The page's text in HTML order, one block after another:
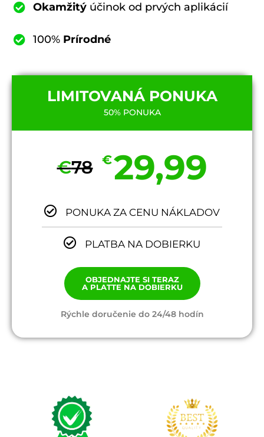
Okamžitý účinok od prvých aplikácií
100% Prírodné
LIMITOVANÁ PONUKA
50% PONUKA
€78 €29,99
PONUKA ZA CENU NÁKLADOV
PLATBA NA DOBIERKU
OBJEDNAJTE SI TERAZ
A PLATTE NA DOBIERKU
Rýchle doručenie do 24/48 hodín